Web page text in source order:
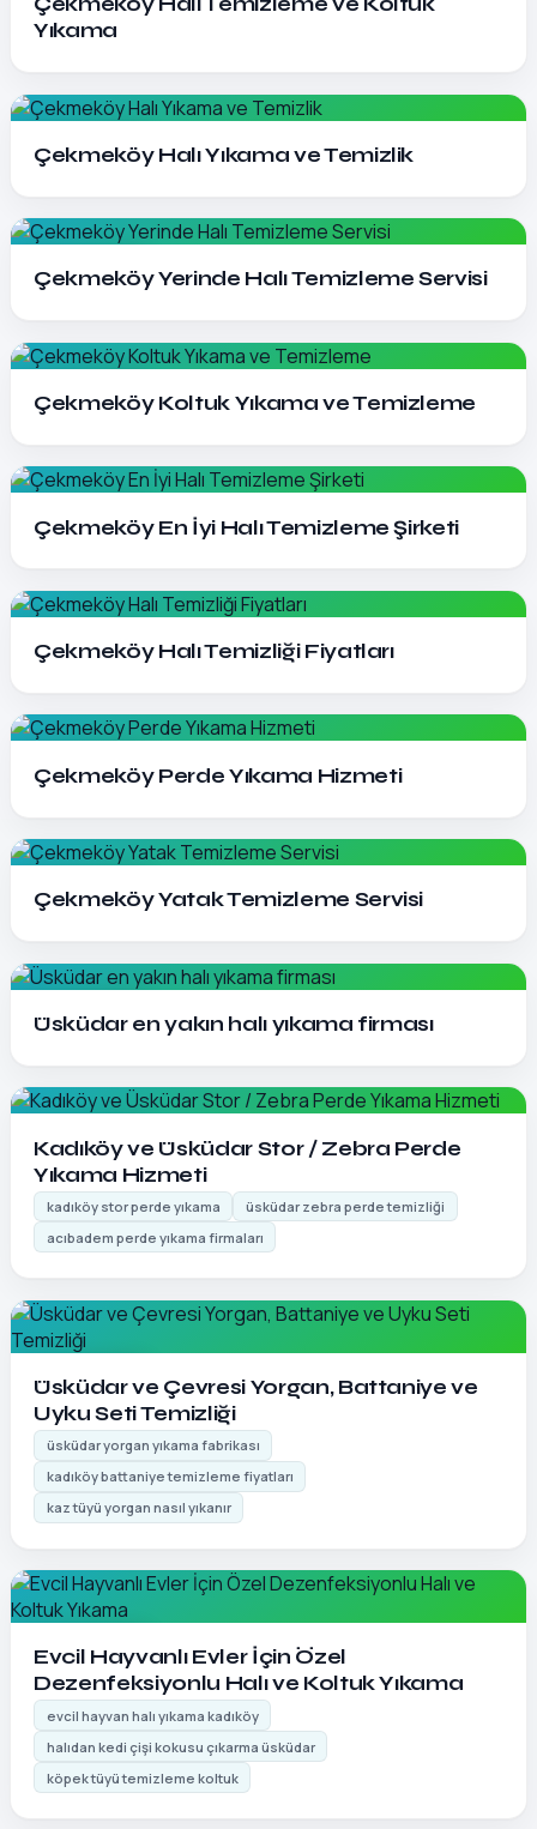
Yıkama
Çekmeköy Halı Yıkama ve Temizlik
Çekmeköy Yerinde Halı Temizleme Servisi
Çekmeköy Koltuk Yıkama ve Temizleme
Çekmeköy En İyi Halı Temizleme Şirketi
Çekmeköy Halı Temizliği Fiyatları
Çekmeköy Perde Yıkama Hizmeti
Çekmeköy Yatak Temizleme Servisi
Üsküdar en yakın halı yıkama firması
Kadıköy ve Üsküdar Stor / Zebra Perde
Yıkama Hizmeti
kadıköy stor perde yıkama
üsküdar zebra perde temizliği
acıbadem perde yıkama firmaları
Üsküdar ve Çevresi Yorgan, Battaniye ve
Uyku Seti Temizliği
üsküdar yorgan yıkama fabrikası
kadıköy battaniye temizleme fiyatları
kaz tüyü yorgan nasıl yıkanır
Evcil Hayvanlı Evler İçin Özel
Dezenfeksiyonlu Halı ve Koltuk Yıkama
evcil hayvan halı yıkama kadıköy
halıdan kedi çişi kokusu çıkarma üsküdar
köpek tüyü temizleme koltuk